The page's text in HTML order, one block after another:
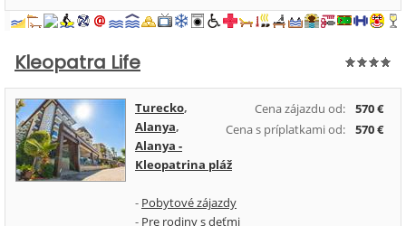
Kleopatra Life
Cena zájazdu od:
570 €
Cena s príplatkami od:
570 €
Turecko,
Alanya,
Alanya -
Kleopatrina pláž
- Pobytové zájazdy
- Pre rodiny s deťmi